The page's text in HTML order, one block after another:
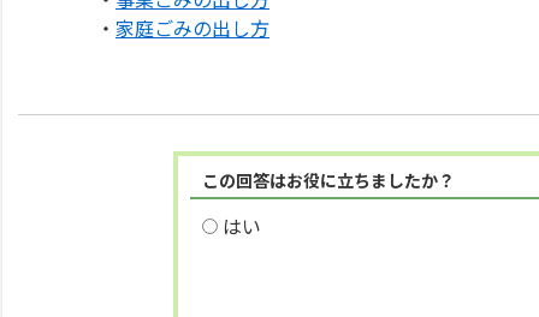
・ 家庭ごみの出し方
この回答はお役に立ちましたか？
はい